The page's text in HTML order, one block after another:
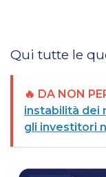
Qui tutte le
🔥 DA NON
instabilità dei
gli investitori